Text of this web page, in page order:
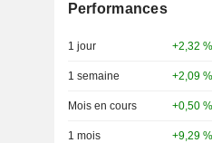
Performances
1 jour +2,32 %
1 semaine +2,09 %
Mois en cours +0,50 %
1 mois +9,29 %